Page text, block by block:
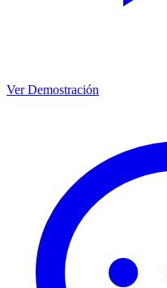
Ver Demostración